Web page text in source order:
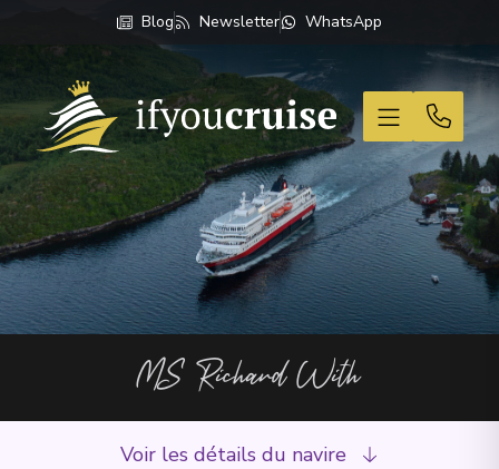
Blog Newsletter WhatsApp
If You Cruise
MS Richard With
Voir les détails du navire